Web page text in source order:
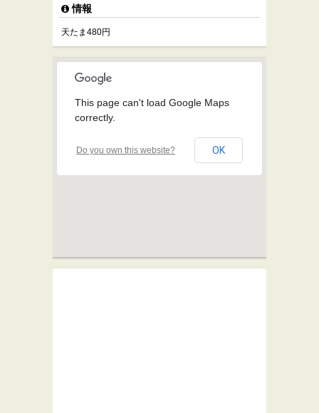
情報
天たま480円
This page can't load Google Maps
correctly.
Do you own this website? OK